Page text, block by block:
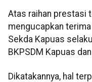
Atas raihan prestasi
mengucapkan
Sekda Kapuas
BKPSDM Kapuas
Dikatakannya, hal